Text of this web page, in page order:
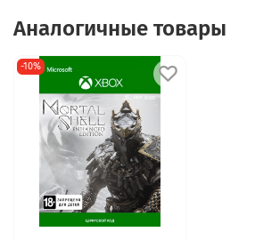
Аналогичные товары
-10%